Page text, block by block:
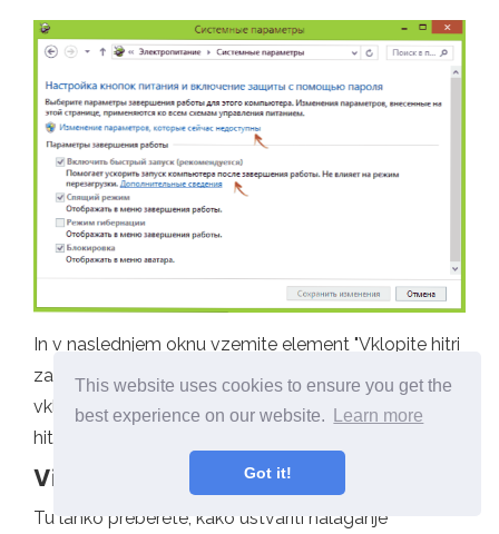
This website uses cookies to ensure you get the
best experience on our website.
Learn more
Got it!
In v naslednjem oknu vzemite element "Vklopite hitri
zagon" - to bi moralo pomagati pri uporabi tipk po
vklopu računalniku. Preberite več: Kako onemogočiti
hiter začetek sistema Windows 10.
Video navodila
Tu lahko preberete, kako ustvariti nalaganje